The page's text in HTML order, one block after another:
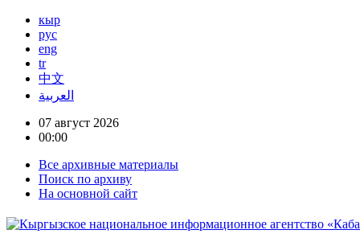
кыр
рус
eng
tr
中文
العربية
07 август 2026
00:00
Все архивные материалы
Поиск по архиву
На основной сайт